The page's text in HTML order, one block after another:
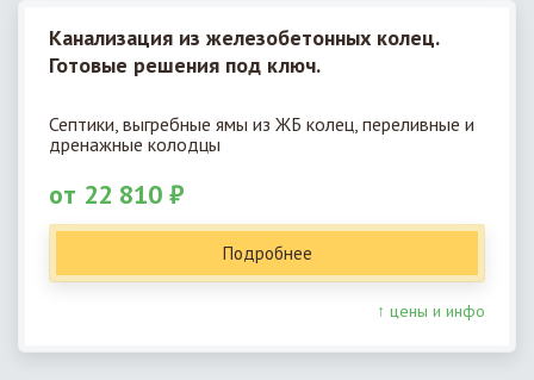
Канализация из железобетонных колец.
Готовые решения под ключ.
Септики, выгребные ямы из ЖБ колец, переливные и
дренажные колодцы
от 22 810 ₽
Подробнее
↑ цены и инфо